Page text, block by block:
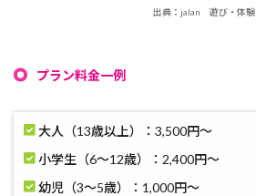
出典：jalan 遊び・体験
プラン料金一例
大人（13歳以上）：3,500円〜
小学生（6～12歳）：2,400円〜
幼児（3～5歳）：1,000円〜